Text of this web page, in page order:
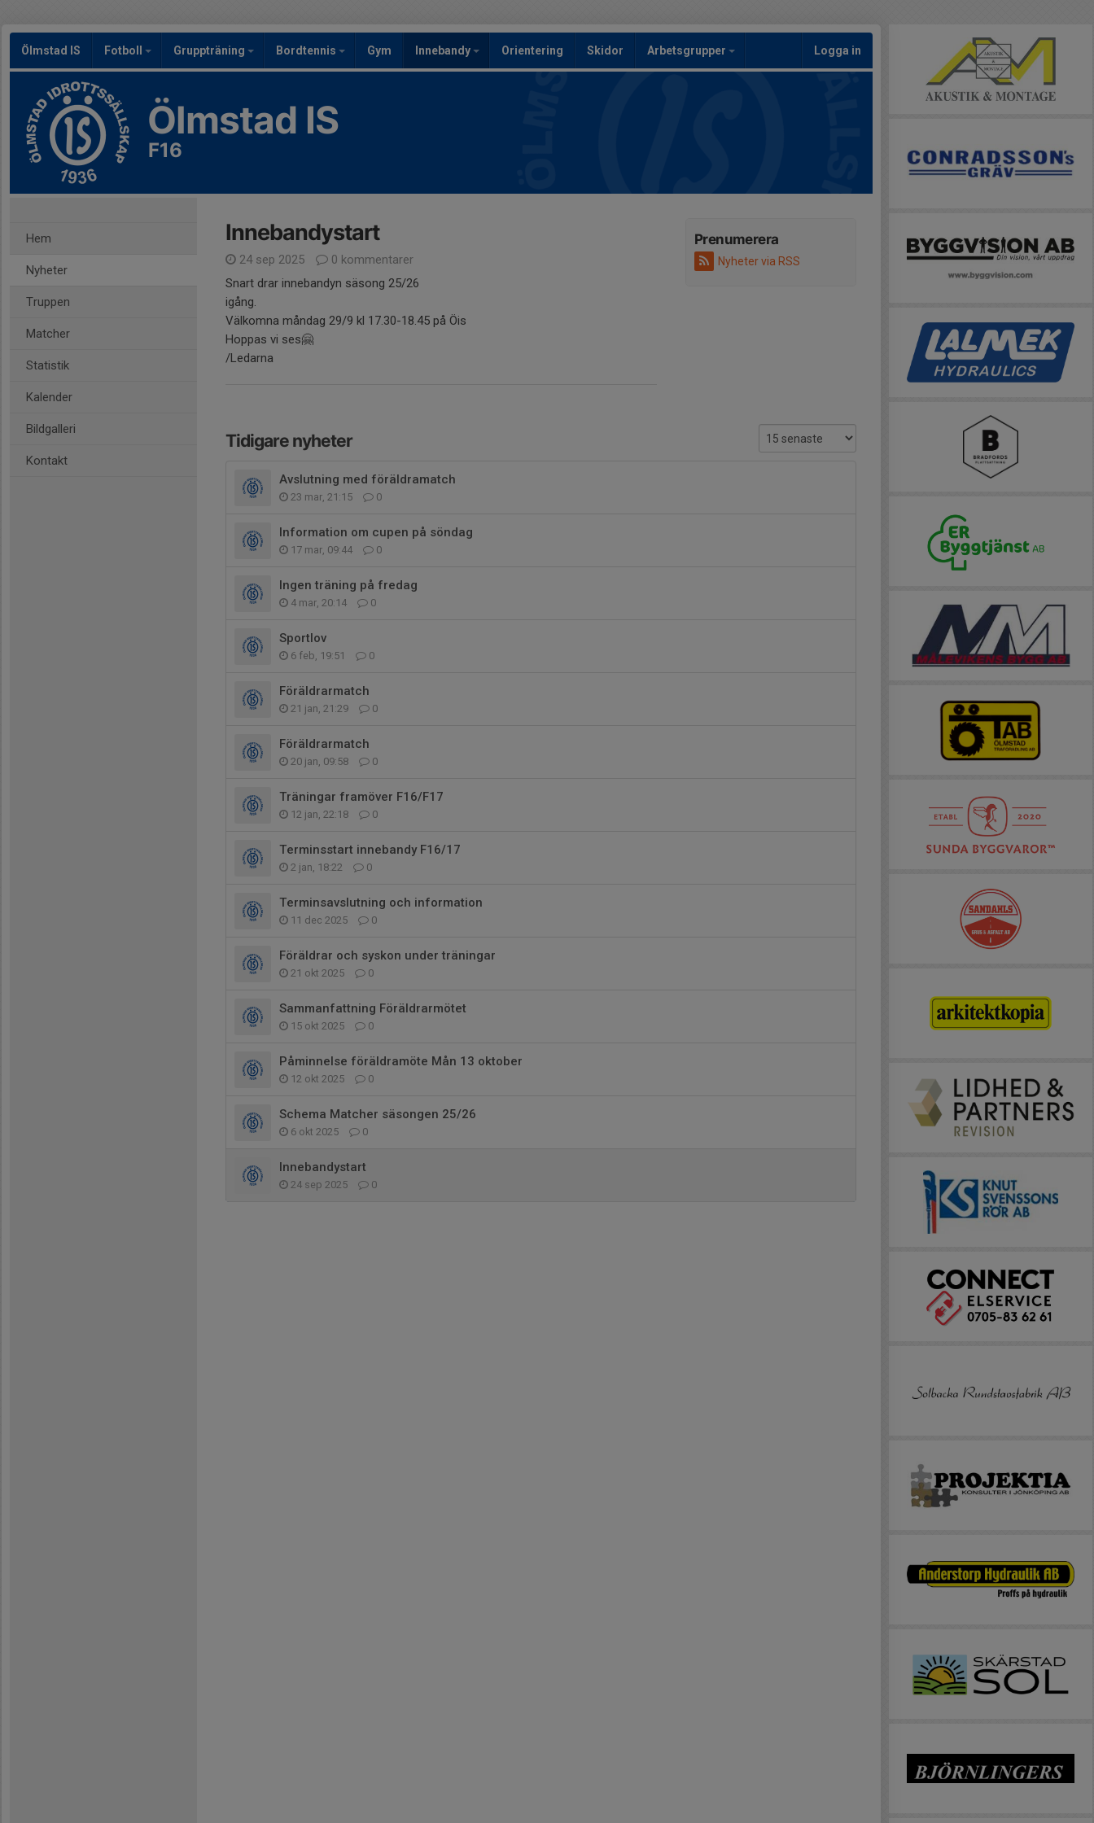
Ölmstad IS Fotboll Gruppträning Bordtennis Gym Innebandy Orientering Skidor Arbetsgrupper Logga in
Ölmstad IS
F16
Hem
Nyheter
Truppen
Matcher
Statistik
Kalender
Bildgalleri
Kontakt
Prenumerera
Nyheter via RSS
Innebandystart
24 sep 2025
0 kommentarer
Snart drar innebandyn säsong 25/26
igång.
Välkomna måndag 29/9 kl 17.30-18.45 på Öis
Hoppas vi ses🤗
/Ledarna
Tidigare nyheter
Avslutning med föräldramatch
23 mar, 21:15 0
Information om cupen på söndag
17 mar, 09:44 0
Ingen träning på fredag
4 mar, 20:14 0
Sportlov
6 feb, 19:51 0
Föräldrarmatch
21 jan, 21:29 0
Föräldrarmatch
20 jan, 09:58 0
Träningar framöver F16/F17
12 jan, 22:18 0
Terminsstart innebandy F16/17
2 jan, 18:22 0
Terminsavslutning och information
11 dec 2025 0
Föräldrar och syskon under träningar
21 okt 2025 0
Sammanfattning Föräldrarmötet
15 okt 2025 0
Påminnelse föräldramöte Mån 13 oktober
12 okt 2025 0
Schema Matcher säsongen 25/26
6 okt 2025 0
Innebandystart
24 sep 2025 0